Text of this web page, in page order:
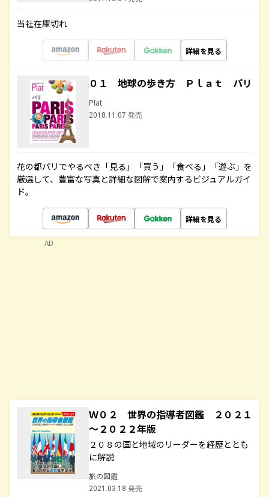
当社在庫切れ
詳細を見る
０１ 地球の歩き方 Ｐｌａｔ パリ
Plat
2018.11.07 発売
花の都パリでやるべき「見る」「買う」「食べる」「遊ぶ」を
厳選して、豊富な写真と詳細な図解で案内するビジュアルガイ
ド。
詳細を見る
Ｗ０２ 世界の指導者図鑑 ２０２１
～２０２２年版
２０８の国と地域のリーダーを経歴ととも
に解説
旅の図鑑
2021.03.18 発売
AD